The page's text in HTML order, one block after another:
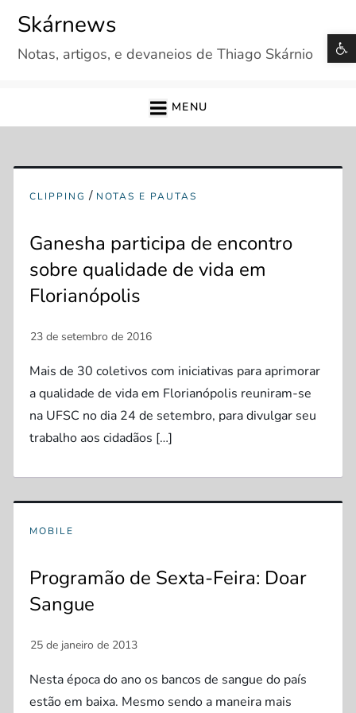
content
Skárnews
Notas, artigos, e devaneios de Thiago Skárnio
MENU
CLIPPING / NOTAS E PAUTAS
Ganesha participa de encontro
sobre qualidade de vida em
Florianópolis
Mais de 30 coletivos com iniciativas para aprimorar
a qualidade de vida em Florianópolis reuniram-se
na UFSC no dia 24 de setembro, para divulgar seu
trabalho aos cidadãos […]
MOBILE
Programão de Sexta-Feira: Doar
Sangue
Nesta época do ano os bancos de sangue do país
estão em baixa. Mesmo sendo a maneira mais